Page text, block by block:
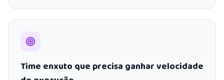
Time enxuto que precisa ganhar velocidade